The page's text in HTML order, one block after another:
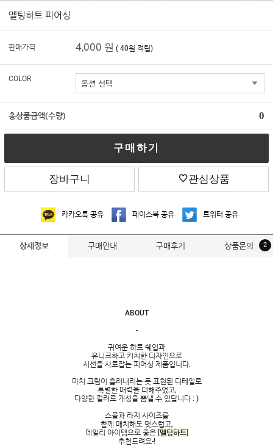
멜팅하트 피어싱
판매가격 4,000 원 ( 40원 적립)
COLOR
총상품금액(수량) 0
구매하기
장바구니 관심상품
카카오톡 공유 페이스북 공유 트위터 공유
상세정보 구매안내 구매후기 2
상품문의
ABOUT
-
귀여운 하트 쉐입과
유니크하고 키치한 디자인으로
시선을 사로잡는 피어싱 제품입니다.
마치 크림이 흘러내리는 듯 표현된 디테일로
특별한 매력을 더해주었고,
다양한 컬러로 개성을 뽐낼 수 있답니다 : )
스몰과 라지 사이즈를
함께 매치해도 멋스럽고,
데일리 아이템으로 좋은 [멜팅하트]
추천드려요-!